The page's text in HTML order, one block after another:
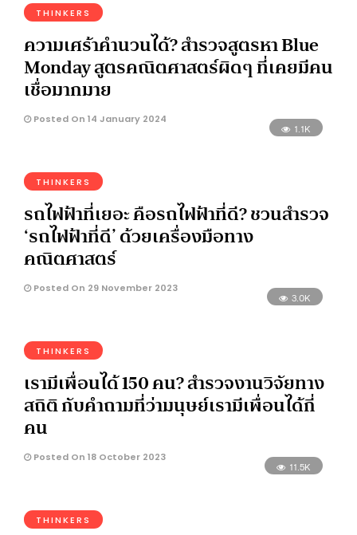
THINKERS
ความเศร้าคำนวนได้? สำรวจสูตรหา Blue
Monday สูตรคณิตศาสตร์ผิดๆ ที่เคยมีคน
เชื่อมากมาย
Posted On 14 January 2024
1.1K
THINKERS
รถไฟฟ้าที่เยอะ คือรถไฟฟ้าที่ดี? ชวนสำรวจ
‘รถไฟฟ้าที่ดี’ ด้วยเครื่องมือทาง
คณิตศาสตร์
Posted On 29 November 2023
3.0K
THINKERS
เรามีเพื่อนได้ 150 คน? สำรวจงานวิจัยทาง
สถิติ กับคำถามที่ว่ามนุษย์เรามีเพื่อนได้กี่
คน
Posted On 18 October 2023
11.5K
THINKERS